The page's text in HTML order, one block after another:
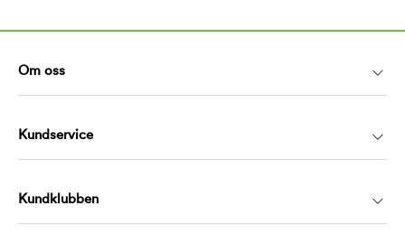
Om oss
Kundservice
Kundklubben